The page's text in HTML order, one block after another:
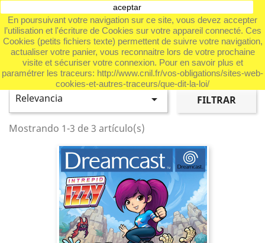
 shopping_cart


DREAMCAST
Relevancia  FILTRAR
Mostrando 1-3 de 3 artículo(s)
aceptar
En poursuivant votre navigation sur ce site, vous devez accepter
l’utilisation et l'écriture de Cookies sur votre appareil connecté. Ces
Cookies (petits fichiers texte) permettent de suivre votre navigation,
actualiser votre panier, vous reconnaitre lors de votre prochaine
visite et sécuriser votre connexion. Pour en savoir plus et
paramétrer les traceurs: http://www.cnil.fr/vos-obligations/sites-web-
cookies-et-autres-traceurs/que-dit-la-loi/